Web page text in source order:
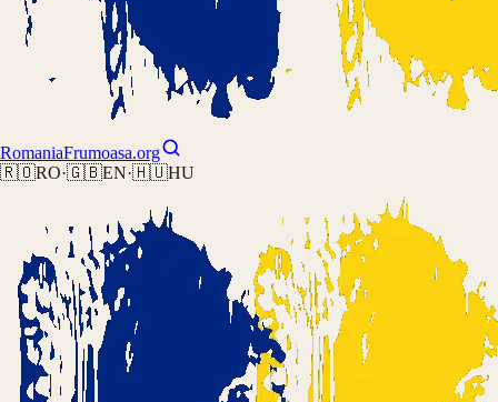
RomaniaFrumoasa.org
🇷🇴RO·🇬🇧EN·🇭🇺HU